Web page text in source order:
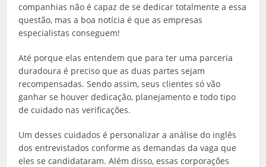
companhias não é capaz de se dedicar totalmente a essa
questão, mas a boa notícia é que as empresas
especialistas conseguem!
Até porque elas entendem que para ter uma parceria
duradoura é preciso que as duas partes sejam
recompensadas. Sendo assim, seus clientes só vão
ganhar se houver dedicação, planejamento e todo tipo
de cuidado nas verificações.
Um desses cuidados é personalizar a análise do inglês
dos entrevistados conforme as demandas da vaga que
eles se candidataram. Além disso, essas corporações